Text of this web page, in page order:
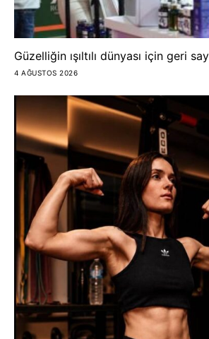
Güzelliğin ışıltılı dünyası için geri
4 AĞUSTOS 2026